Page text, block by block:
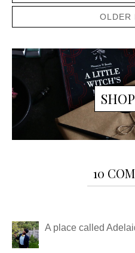
OLDER
10
A place called